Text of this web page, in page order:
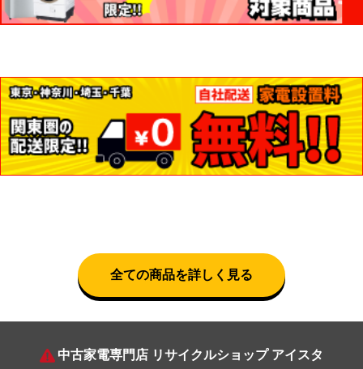
全ての商品を詳しく見る
中古家電専門店 リサイクルショップ アイスタ